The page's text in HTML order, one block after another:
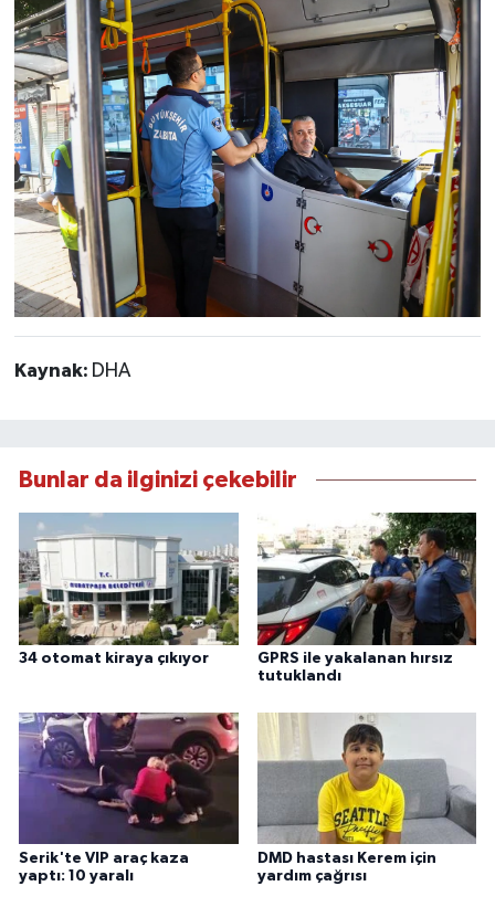
Kaynak: DHA
Bunlar da ilginizi çekebilir
34 otomat kiraya çıkıyor
GPRS ile yakalanan hırsız
tutuklandı
Serik'te VIP araç kaza
yaptı: 10 yaralı
DMD hastası Kerem için
yardım çağrısı